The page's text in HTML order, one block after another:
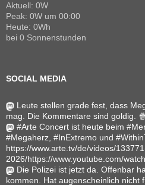
Aktuell: 0W
Peak: 0W um 00:00
Heute: 0Wh
bei 0 Sonnenstunden
SOCIAL MEDIA
Leute stellen grade fest, dass
mag. Die Kommentare sind goldig. 🍿
#Arte Concert ist heute beim
#Megaherz, #InExtremo und
https://www.arte.tv/de/videos/
2026/https://www.youtube.com/
Die Polizei ist jetzt da. Offenbar
kommen. Hat augenscheinlich nicht